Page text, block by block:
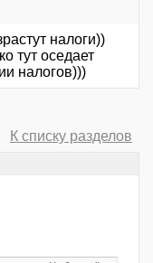
налоги))
тут оседает
налогов)))
К списку разделов